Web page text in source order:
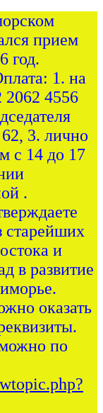
прием
год.
1. на
2062 4556
3. лично
с 14 до 17
.
старейших
и
в развитие
оказать
по